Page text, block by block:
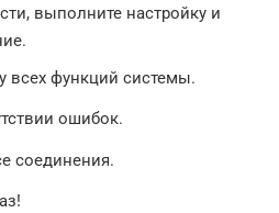
выполните настройку и
всех функций системы.
ошибок.
соединения.